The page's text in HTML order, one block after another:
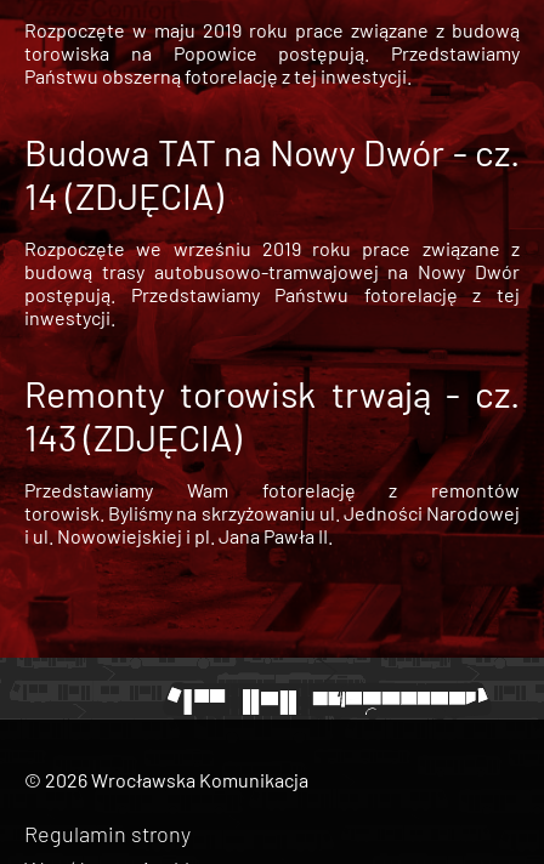
Rozpoczęte w maju 2019 roku prace związane z budową
torowiska na Popowice
postępują. Przedstawiamy
Państwu obszerną fotorelację z tej inwestycji.
Budowa TAT na Nowy Dwór - cz.
14 (ZDJĘCIA)
Rozpoczęte we wrześniu 2019 roku prace związane z
budową trasy autobusowo-tramwajowej na Nowy Dwór
postępują. Przedstawiamy Państwu fotorelację z tej
inwestycji.
Remonty torowisk trwają - cz.
143 (ZDJĘCIA)
Przedstawiamy Wam fotorelację z remontów
torowisk. Byliśmy na skrzyżowaniu ul. Jedności Narodowej
i ul. Nowowiejskiej i pl. Jana Pawła II.
© 2026 Wrocławska Komunikacja
Regulamin strony